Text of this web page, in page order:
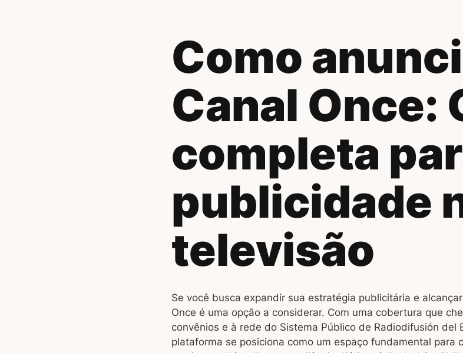
Como
Canal Once:
completa
publicidade
televisão
Se você busca expandir sua estratégia publicitária e
Once é uma opção a considerar. Com uma cobertura que
convênios e à rede do Sistema Público de Radiodifusión del
plataforma se posiciona como um espaço fundamental para